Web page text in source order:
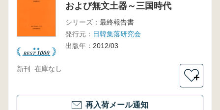
および無文土器～三国時代
シリーズ： 最終報告書
発行元： 日韓集落研究会
出版年： 2012/03
新刊 在庫なし
＋
再入荷メール通知